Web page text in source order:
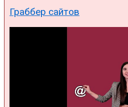
Граббер сайтов